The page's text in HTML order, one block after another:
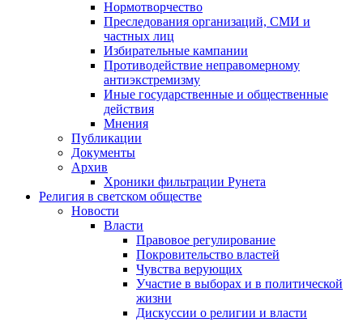
Нормотворчество
Преследования организаций, СМИ и
частных лиц
Избирательные кампании
Противодействие неправомерному
антиэкстремизму
Иные государственные и общественные
действия
Мнения
Публикации
Документы
Архив
Хроники фильтрации Рунета
Религия в светском обществе
Новости
Власти
Правовое регулирование
Покровительство властей
Чувства верующих
Участие в выборах и в политической
жизни
Дискуссии о религии и власти